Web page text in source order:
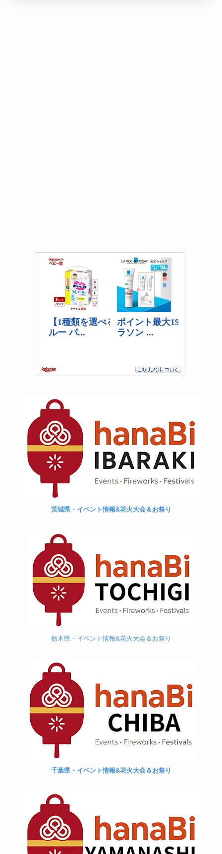
茨城県・イベント情報&花火大会＆お祭り
栃木県・イベント情報&花火大会＆お祭り
千葉県・イベント情報&花火大会＆お祭り